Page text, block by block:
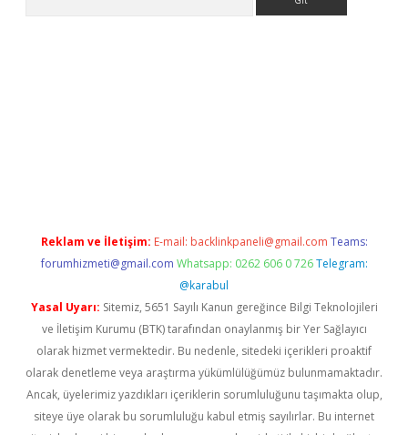
Reklam ve İletişim: E-mail: backlinkpaneli@gmail.com Teams:
forumhizmeti@gmail.com Whatsapp: 0262 606 0 726 Telegram:
@karabul
Yasal Uyarı: Sitemiz, 5651 Sayılı Kanun gereğince Bilgi Teknolojileri
ve İletişim Kurumu (BTK) tarafından onaylanmış bir Yer Sağlayıcı
olarak hizmet vermektedir. Bu nedenle, sitedeki içerikleri proaktif
olarak denetleme veya araştırma yükümlülüğümüz bulunmamaktadır.
Ancak, üyelerimiz yazdıkları içeriklerin sorumluluğunu taşımakta olup,
siteye üye olarak bu sorumluluğu kabul etmiş sayılırlar. Bu internet